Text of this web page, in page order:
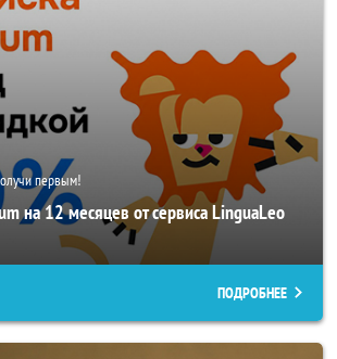
первым!
на 12 месяцев от сервиса LinguaLeo
ПОДРОБНЕЕ